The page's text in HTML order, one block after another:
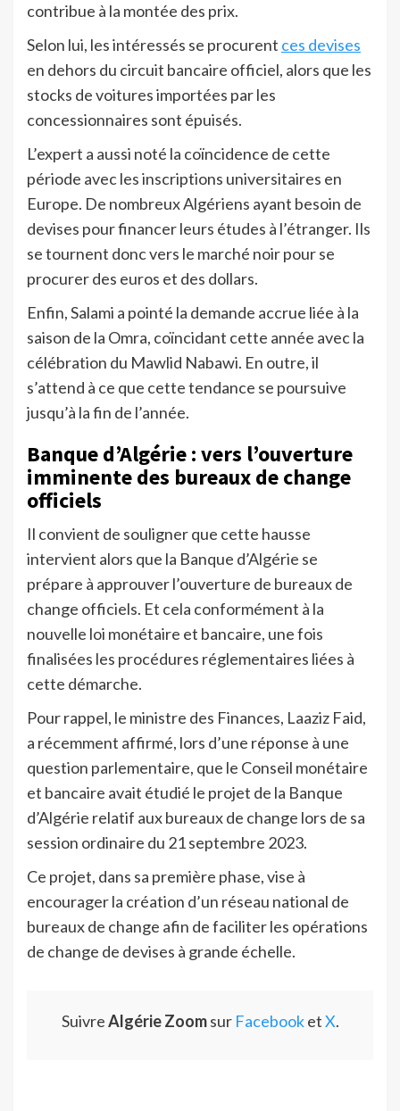
contribue à la montée des prix.
Selon lui, les intéressés se procurent ces devises
en dehors du circuit bancaire officiel, alors que les
stocks de voitures importées par les
concessionnaires sont épuisés.
L’expert a aussi noté la coïncidence de cette
période avec les inscriptions universitaires en
Europe. De nombreux Algériens ayant besoin de
devises pour financer leurs études à l’étranger. Ils
se tournent donc vers le marché noir pour se
procurer des euros et des dollars.
Enfin, Salami a pointé la demande accrue liée à la
saison de la Omra, coïncidant cette année avec la
célébration du Mawlid Nabawi. En outre, il
s’attend à ce que cette tendance se poursuive
jusqu’à la fin de l’année.
Banque d’Algérie : vers l’ouverture
imminente des bureaux de change
officiels
Il convient de souligner que cette hausse
intervient alors que la Banque d’Algérie se
prépare à approuver l’ouverture de bureaux de
change officiels. Et cela conformément à la
nouvelle loi monétaire et bancaire, une fois
finalisées les procédures réglementaires liées à
cette démarche.
Pour rappel, le ministre des Finances, Laaziz Faid,
a récemment affirmé, lors d’une réponse à une
question parlementaire, que le Conseil monétaire
et bancaire avait étudié le projet de la Banque
d’Algérie relatif aux bureaux de change lors de sa
session ordinaire du 21 septembre 2023.
Ce projet, dans sa première phase, vise à
encourager la création d’un réseau national de
bureaux de change afin de faciliter les opérations
de change de devises à grande échelle.
SuivreAlgérie Zoomsur FacebooketX.